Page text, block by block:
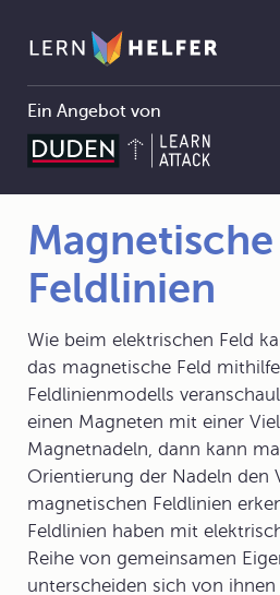
Ein Angebot von
Pfadnavigation
4 Elektrizitätslehre 4.3 Elektrische und magnetische Felder 4.3.2 Das magnetische Feld
Magnetische
Feldlinien
Wie beim elektrischen Feld
das magnetische Feld
Feldlinienmodells
einen Magneten mit einer
Magnetnadeln, dann kann
Orientierung der Nadeln den
magnetischen Feldlinien
Feldlinien haben mit
Reihe von gemeinsamen
unterscheiden sich von